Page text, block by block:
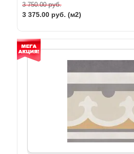
3 750.00руб.
3 375.00 руб. (м2)